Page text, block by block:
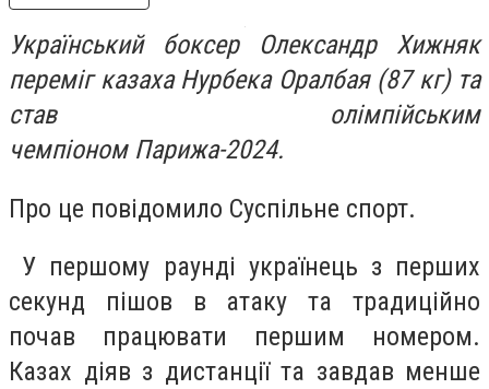
Український боксер Олександр Хижняк
переміг казаха Нурбека Оралбая (87 кг) та
став олімпійським
чемпіоном Парижа-2024.
Про це повідомило Суспільне спорт.
У першому раунді українець з перших
секунд пішов в атаку та традиційно
почав працювати першим номером.
Казах діяв з дистанції та завдав менше